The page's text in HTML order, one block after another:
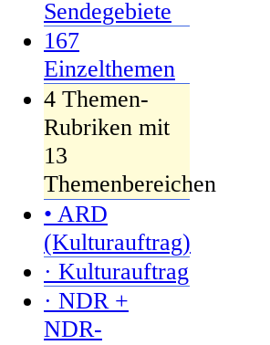
Sendegebiete
167
Einzelthemen
4 Themen-
Rubriken mit
13
Themenbereichen
• ARD
(Kulturauftrag)
· Kulturauftrag
· NDR +
NDR-